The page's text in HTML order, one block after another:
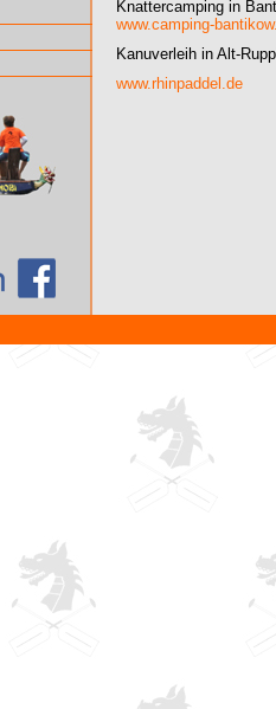
Knattercamping in
www.camping-
Kanuverleih in Alt-
www.rhinpaddel.de